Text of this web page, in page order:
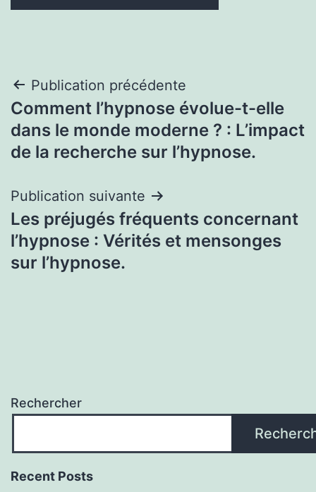
Navigation
de
l’article
Publication précédente
Comment l’hypnose évolue-t-elle
dans le monde moderne ? : L’impact
de la recherche sur l’hypnose.
Publication suivante
Les préjugés fréquents concernant
l’hypnose : Vérités et mensonges
sur l’hypnose.
Rechercher
Recent Posts